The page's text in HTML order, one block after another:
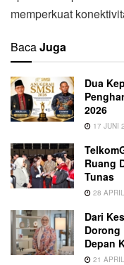
memperkuat
BacaJuga
Dua
2026
17 JUNI
Ruang
Tunas
28
Dari
Dorong
Depan
21